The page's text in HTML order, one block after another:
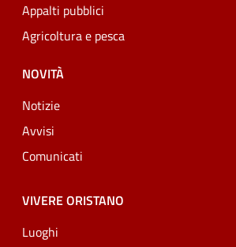
Appalti pubblici
Agricoltura e pesca
NOVITÀ
Notizie
Avvisi
Comunicati
VIVERE ORISTANO
Luoghi